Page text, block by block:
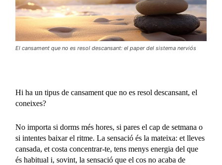
El cansament que no es resol descansant: el paper del sistema nerviós
Hi ha un tipus de cansament que no es resol descansant, el
coneixes?
No importa si dorms més hores, si pares el cap de setmana o
si intentes baixar el ritme. La sensació és la mateixa: et lleves
cansada, et costa concentrar-te, tens menys energia del que
és habitual i, sovint, la sensació que el cos no acaba de